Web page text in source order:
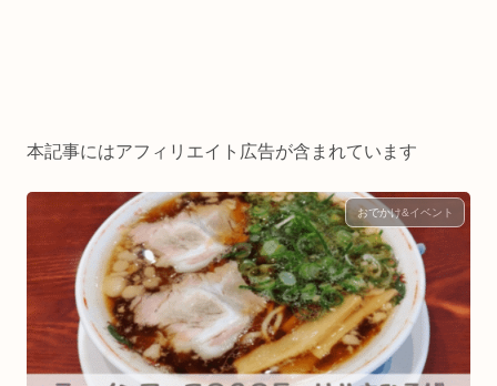
本記事にはアフィリエイト広告が含まれています
おでかけ&イベント